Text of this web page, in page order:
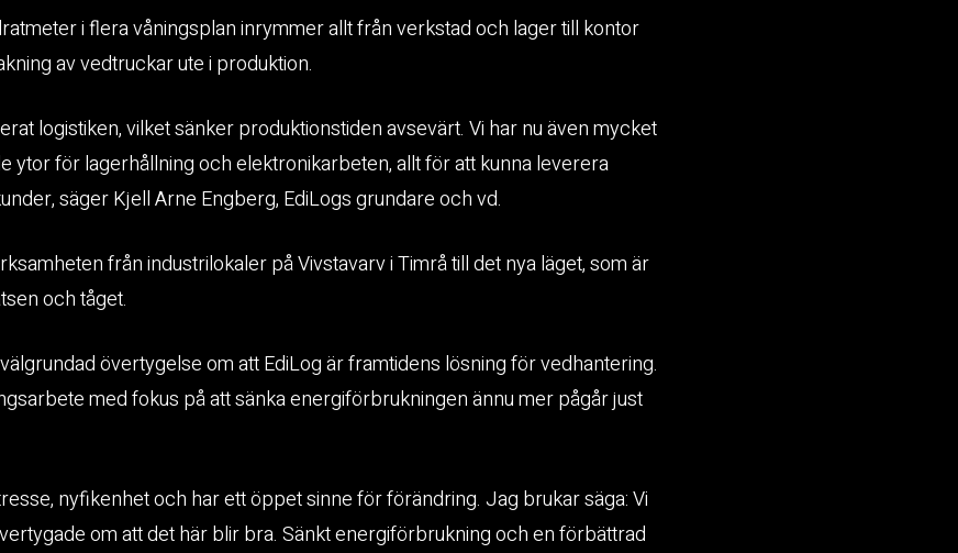
i flera våningsplan inrymmer allt från verkstad och lager till kontor
av vedtruckar ute i produktion.
logistiken, vilket sänker produktionstiden avsevärt. Vi har nu även mycket
ytor för lagerhållning och elektronikarbeten, allt för att kunna leverera
säger Kjell Arne Engberg, EdiLogs grundare och vd.
från industrilokaler på Vivstavarv i Timrå till det nya läget, som är
och tåget.
övertygelse om att EdiLog är framtidens lösning för vedhantering.
med fokus på att sänka energiförbrukningen ännu mer pågår just
nyfikenhet och har ett öppet sinne för förändring. Jag brukar säga: Vi
om att det här blir bra. Sänkt energiförbrukning och en förbättrad